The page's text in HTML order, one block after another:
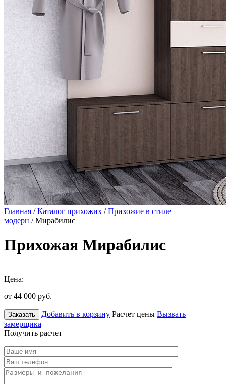
Главная /Каталог прихожих /Прихожие в стиле
модерн / Мирабилис
Прихожая Мирабилис
Цена:
от 44 000 руб.
Заказать Добавить в корзину Расчет цены Вызвать
замерщика
Получить расчет